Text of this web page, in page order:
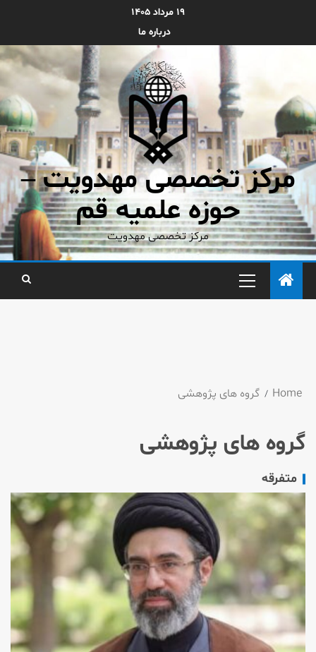
۱۹ مرداد ۱۴۰۵
درباره ما
مرکز تخصصی مهدویت –
حوزه علمیه قم
مرکز تخصصی مهدویت
Home گروه های پژوهشی
گروه های پژوهشی
متفرقه